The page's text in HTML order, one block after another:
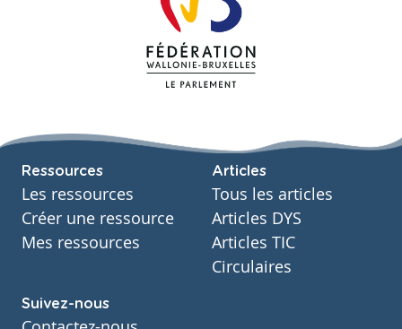
Ressources
Les ressources
Créer une ressource
Mes ressources
Articles
Tous les articles
Articles DYS
Articles TIC
Circulaires
Suivez-nous